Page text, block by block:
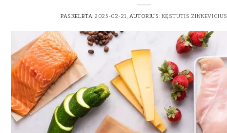
PASKELBTA:2025-02-21 , AUTORIUS: KĘSTUTIS ZINKEVICIUS